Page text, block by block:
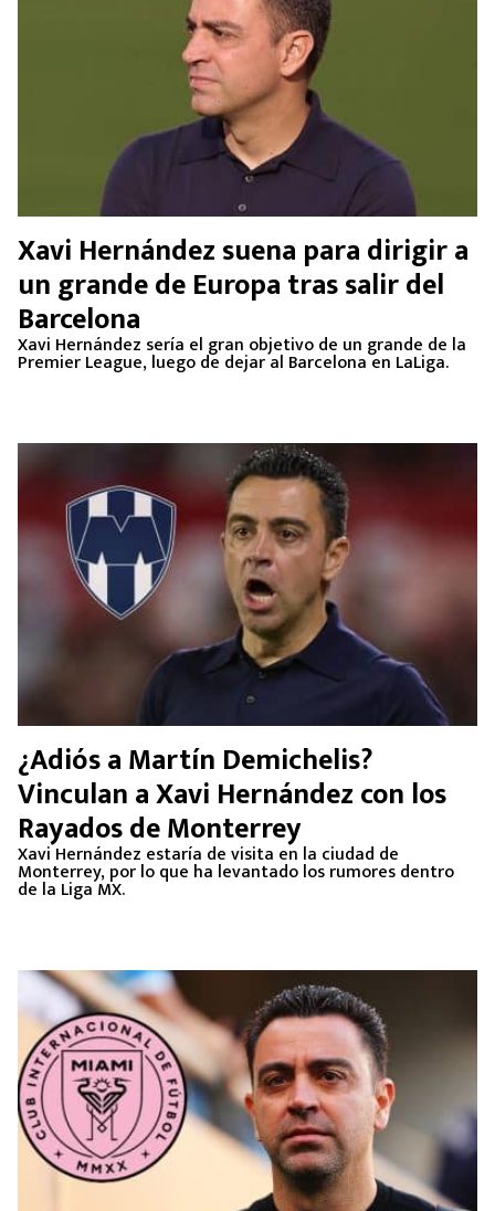
Xavi Hernández suena para dirigir a
un grande de Europa tras salir del
Barcelona
Xavi Hernández sería el gran objetivo de un grande de la
Premier League, luego de dejar al Barcelona en LaLiga.
¿Adiós a Martín Demichelis?
Vinculan a Xavi Hernández con los
Rayados de Monterrey
Xavi Hernández estaría de visita en la ciudad de
Monterrey, por lo que ha levantado los rumores dentro
de la Liga MX.